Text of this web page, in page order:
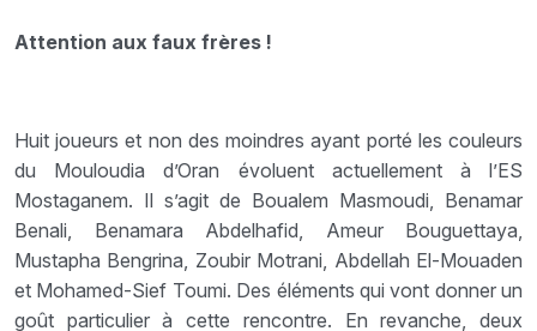
Attention aux faux frères !
Huit joueurs et non des moindres ayant porté les couleurs
du Mouloudia d’Oran évoluent actuellement à l’ES
Mostaganem. Il s’agit de Boualem Masmoudi, Benamar
Benali, Benamara Abdelhafid, Ameur Bouguettaya,
Mustapha Bengrina, Zoubir Motrani, Abdellah El-Mouaden
et Mohamed-Sief Toumi. Des éléments qui vont donner un
goût particulier à cette rencontre. En revanche, deux